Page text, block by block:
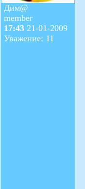
Дим@
member
17:43 21-01-2009
Уважение: 11